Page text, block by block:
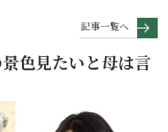
記事一覧へ
色見たいと母は言